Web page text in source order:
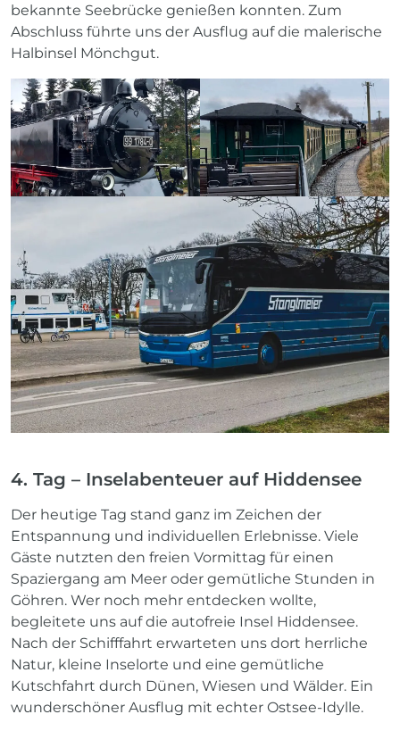
bekannte Seebrücke genießen konnten. Zum
Abschluss führte uns der Ausflug auf die malerische
Halbinsel Mönchgut.
4. Tag – Inselabenteuer auf Hiddensee
Der heutige Tag stand ganz im Zeichen der
Entspannung und individuellen Erlebnisse. Viele
Gäste nutzten den freien Vormittag für einen
Spaziergang am Meer oder gemütliche Stunden in
Göhren. Wer noch mehr entdecken wollte,
begleitete uns auf die autofreie Insel Hiddensee.
Nach der Schifffahrt erwarteten uns dort herrliche
Natur, kleine Inselorte und eine gemütliche
Kutschfahrt durch Dünen, Wiesen und Wälder. Ein
wunderschöner Ausflug mit echter Ostsee-Idylle.